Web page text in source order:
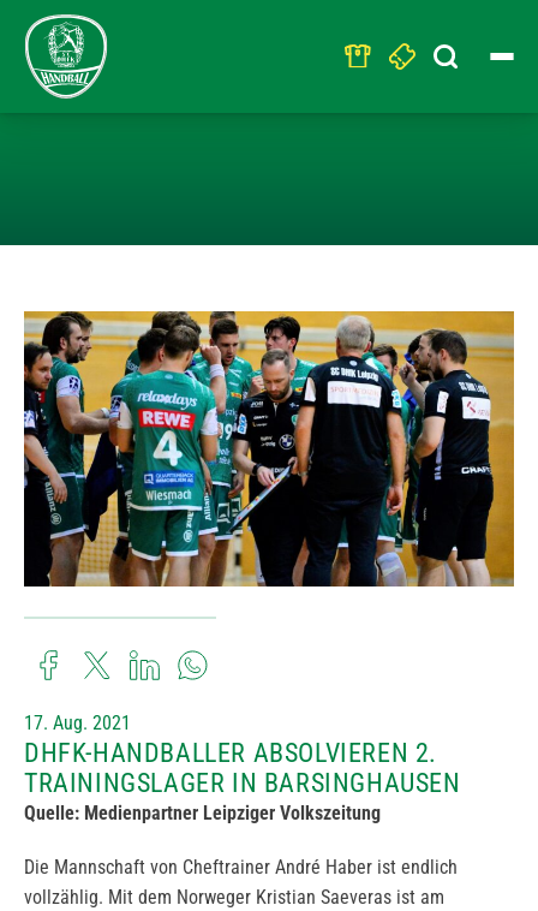
Search
for:
17. Aug. 2021
DHFK-HANDBALLER ABSOLVIEREN 2.
TRAININGSLAGER IN BARSINGHAUSEN
Quelle: Medienpartner Leipziger Volkszeitung
Die Mannschaft von Cheftrainer André Haber ist endlich
vollzählig. Mit dem Norweger Kristian Saeveras ist am